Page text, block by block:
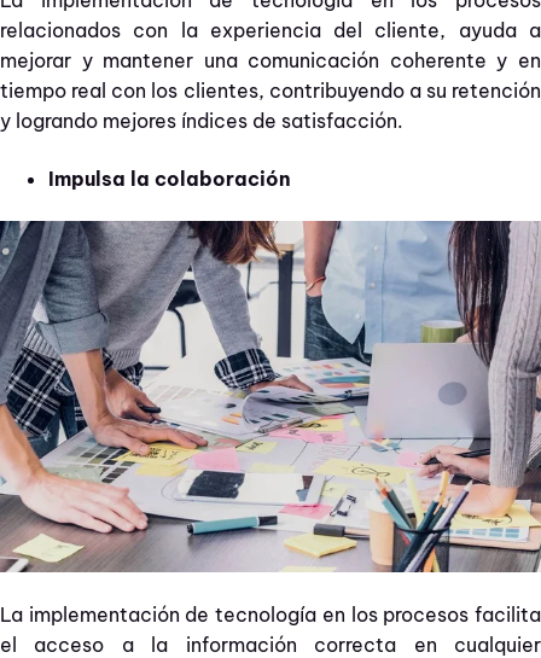
relacionados con la experiencia del cliente, ayuda a
mejorar y mantener una comunicación coherente y en
tiempo real con los clientes, contribuyendo a su retención
y logrando mejores índices de satisfacción.
Impulsa la colaboración
La implementación de tecnología en los procesos facilita
el acceso a la información correcta en cualquier